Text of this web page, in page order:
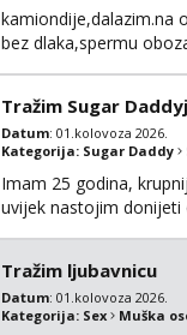
kamiondije,dalazim.na
bez dlaka,spermu
Tražim Sugar
Datum: 01.kolovoza 2026.
Kategorija: Sugar Daddy
Imam 25 godina,
uvijek nastojim donijeti
Tražim ljubavnicu
Datum: 01.kolovoza 2026.
Kategorija: Sex Muška